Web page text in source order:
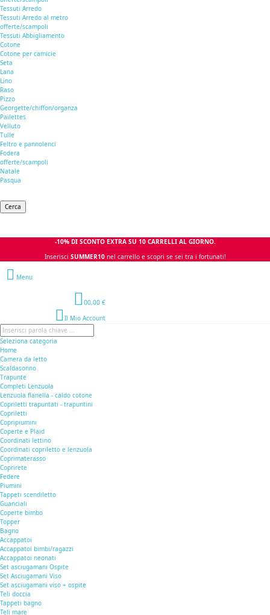
Tessuti Arredo
Tessuti Arredo al metro
offerte/scampoli
Tessuti Abbigliamento
Cotone
Cotone per camicie
Seta
Lana
Lino
Raso
Pizzo
Georgette/chiffon/organza
Pailettes
Velluto
Tulle
Feltro e pannolenci
Fodera
offerte/scampoli
Natale
Pasqua
Cerca
-10% DI SCONTO EXTRA SU 10 CARRELLI AL GIORNO.
Inserisci SUMMER10 nel carrello e scopri se sei tra i fortunati!
Menu
00,00 €
Il Mio Account
Seleziona categoria
Home
Camera da letto
Scaldasonno
Trapunte
Completi Lenzuola
Lenzuola flanella - caldo cotone
Copriletti trapuntati - trapuntini
Copriletti
Copripiumini
Coperte e Plaid
Coordinati lettino
Coordinati copriletto e lenzuola
Coprimaterasso
Coprirete
Federe
Piumini
Tappeti scendiletto
Guanciali
Coperte bimbo
Topper
Bagno
Accappatoi
Accappatoi bimbi/ragazzi
Accappatoi neonati
Set asciugamani Ospite
Set Asciugamani Viso
Set asciugamani viso + ospite
Teli doccia
Tappeti bagno
Teli mare